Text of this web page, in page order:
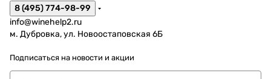
8 (495) 774-98-99
info@winehelp2.ru
м. Дубровка, ул. Новоостаповская 6Б
Подписаться на новости и акции